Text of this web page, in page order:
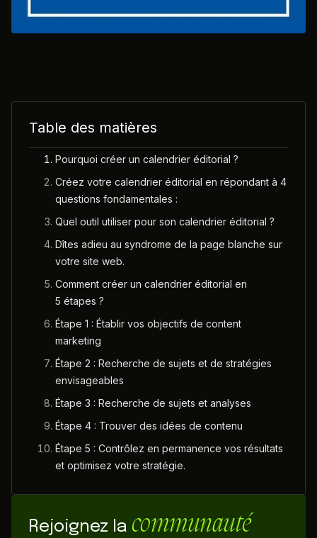
Table des matières
Pourquoi créer un calendrier éditorial ?
Créez votre calendrier éditorial en répondant à 4
questions fondamentales :
Quel outil utiliser pour son calendrier éditorial ?
Dîtes adieu au syndrome de la page blanche sur
votre site web.
Comment créer un calendrier éditorial en
5 étapes ?
Étape 1 : Établir vos objectifs de content
marketing
Étape 2 : Recherche de sujets et de stratégies
envisageables
Étape 3 : Recherche de sujets et analyses
Étape 4 : Trouver des idées de contenu
Étape 5 : Contrôlez en permanence vos résultats
et optimisez votre stratégie.
Rejoignez la communauté